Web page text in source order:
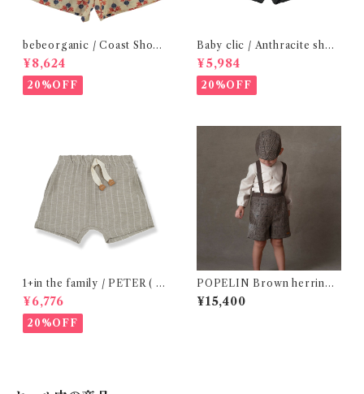
bebeorganic / Coast Short
s Under The Sea ( 3・５Y)
¥8,624
20%OFF
Baby clic / Anthracite shor
ts / 4-6Y
¥5,984
20%OFF
1+in the family / PETER ( 2
4m,36m )
¥6,776
20%OFF
POPELIN Brown herringb
one woollen short with cro
ssover straps / 2-4Y
¥15,400